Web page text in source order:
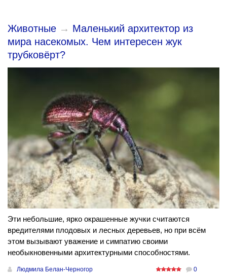
Животные → Маленький архитектор из
мира насекомых. Чем интересен жук
трубковёрт?
Эти небольшие, ярко окрашенные жучки считаются
вредителями плодовых и лесных деревьев, но при всём
этом вызывают уважение и симпатию своими
необыкновенными архитектурными способностями.
Людмила Белан-Черногор 0